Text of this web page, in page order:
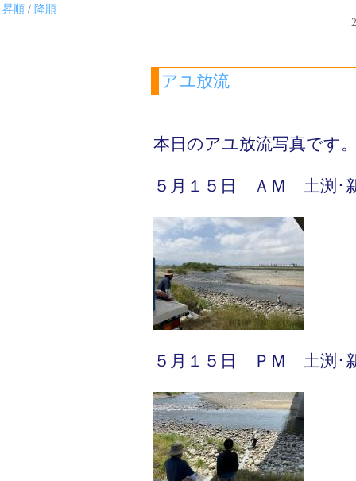
昇順 / 降順
アユ放流
本日のアユ放流写真です
５月１５日 ＡＭ 土渕･
５月１５日 ＰＭ 土渕･